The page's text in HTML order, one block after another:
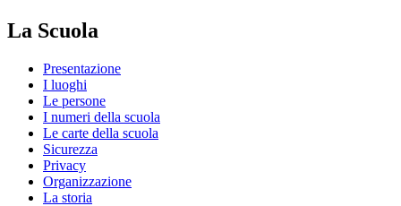
La Scuola
Presentazione
I luoghi
Le persone
I numeri della scuola
Le carte della scuola
Sicurezza
Privacy
Organizzazione
La storia